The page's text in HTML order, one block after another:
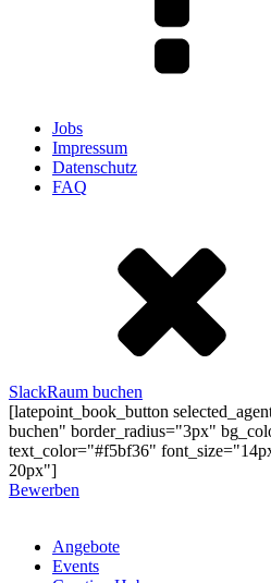
Jobs
Impressum
Datenschutz
FAQ
SlackRaum buchen
[latepoint_book_button
buchen" border_radius="3px"
text_color="#f5bf36"
20px"]
Bewerben
Angebote
Events